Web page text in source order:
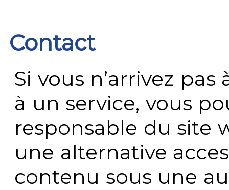
Contact
Si vous n’arrivez
à un service, vous
responsable du site
une alternative
contenu sous une